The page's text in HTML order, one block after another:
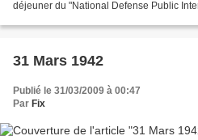
déjeuner du "National Defense Public
31 Mars 1942
Publié le 31/03/2009 à 00:47
Par Fix